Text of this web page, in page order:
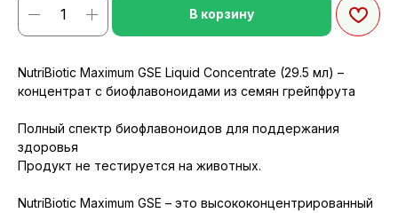
В корзину
NutriBiotic Maximum GSE Liquid Concentrate (29.5 мл) –
концентрат с биофлавоноидами из семян грейпфрута
Полный спектр биофлавоноидов для поддержания
здоровья
Продукт не тестируется на животных.
NutriBiotic Maximum GSE – это высококонцентрированный